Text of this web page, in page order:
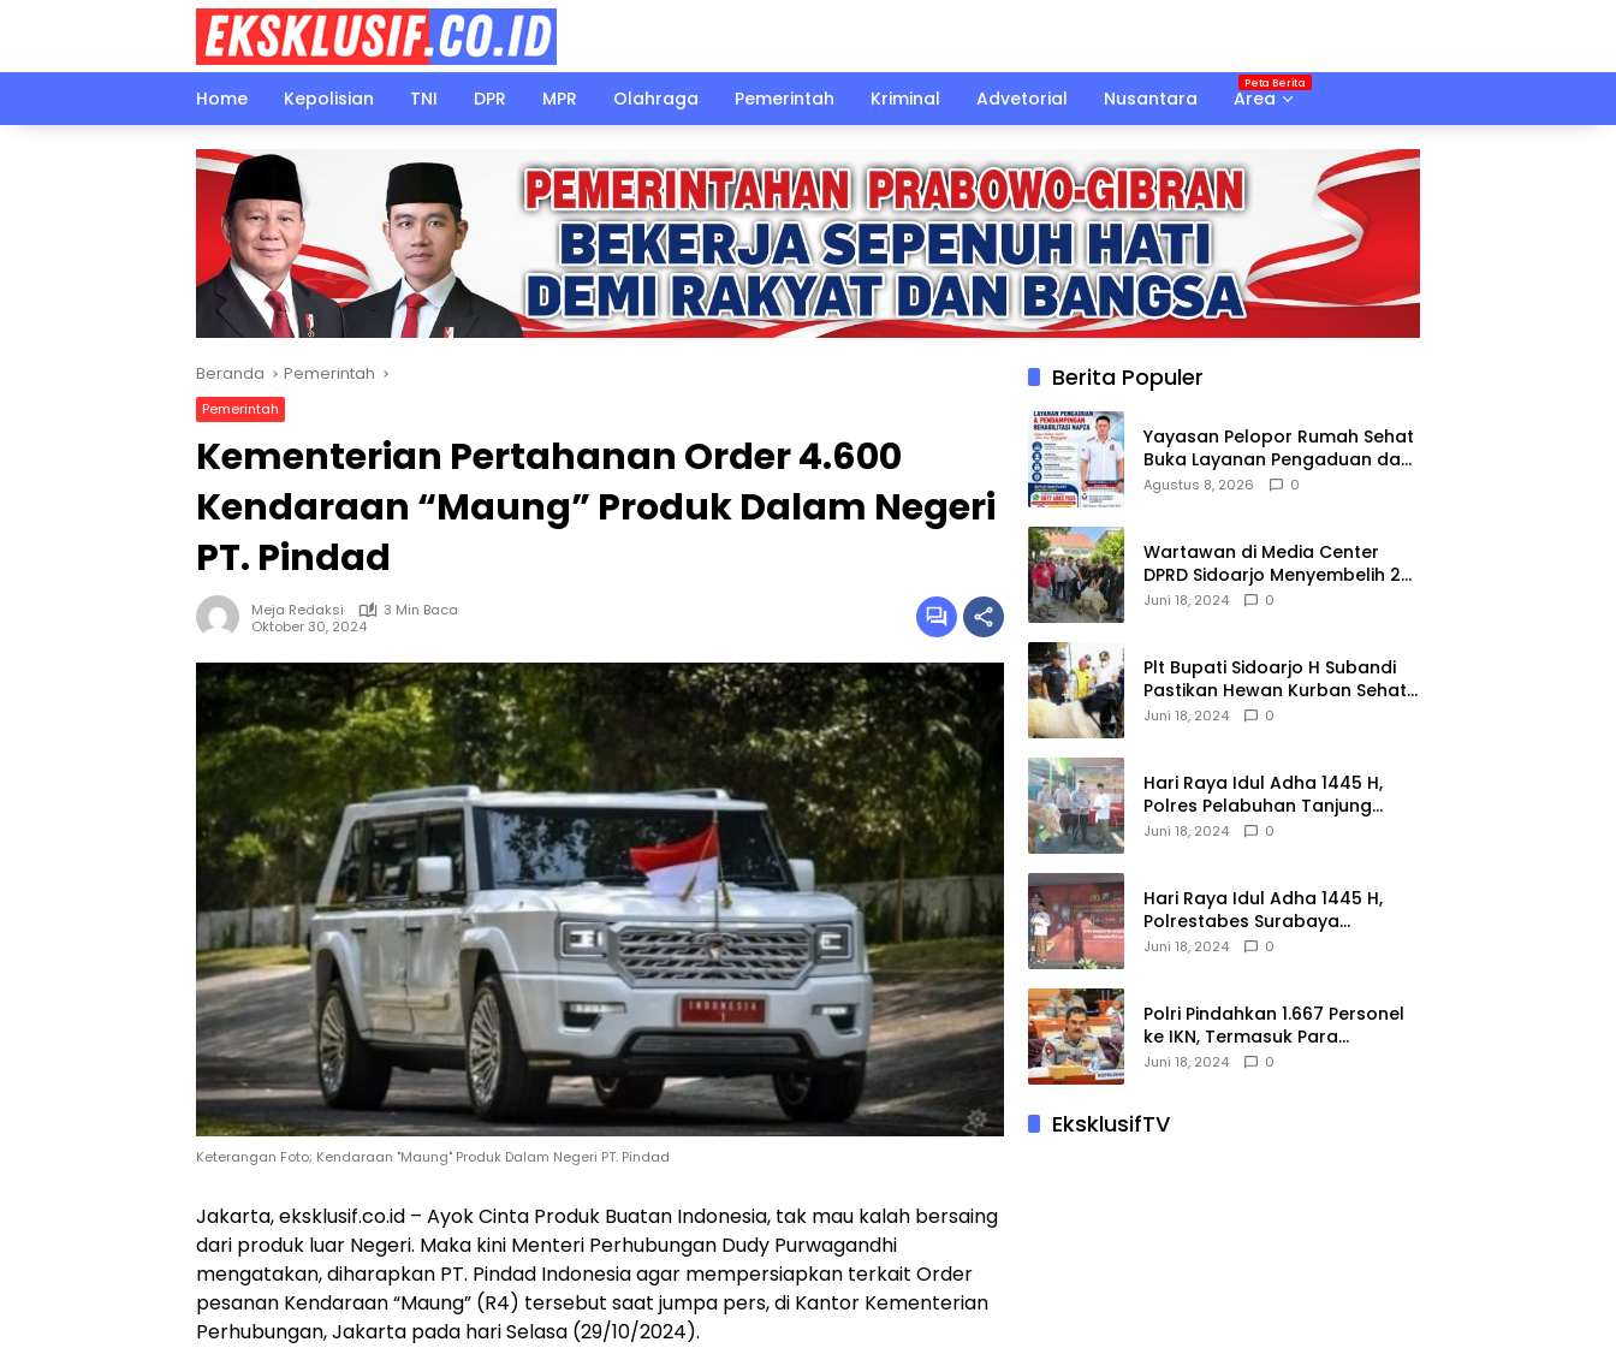
Home
Kepolisian TNI DPR MPR Olahraga Pemerintah Kriminal Advetorial Nusantara Area
Beranda Pemerintah
Pemerintah
Kementerian Pertahanan Order 4.600
Kendaraan “Maung” Produk Dalam Negeri
PT. Pindad
Meja Redaksi
3 Min Baca
Oktober 30, 2024
Keterangan Foto; Kendaraan "Maung" Produk Dalam Negeri PT. Pindad
Jakarta, eksklusif.co.id – Ayok Cinta Produk Buatan Indonesia, tak mau kalah bersaing
dari produk luar Negeri. Maka kini Menteri Perhubungan Dudy Purwagandhi
mengatakan, diharapkan PT. Pindad Indonesia agar mempersiapkan terkait Order
pesanan Kendaraan “Maung” (R4) tersebut saat jumpa pers, di Kantor Kementerian
Perhubungan, Jakarta pada hari Selasa (29/10/2024).
Berita Populer
Yayasan Pelopor Rumah Sehat
Buka Layanan Pengaduan dan
Pendampingan Rehabilitasi
Agustus 8, 2026 0
Wartawan di Media Center
DPRD Sidoarjo Menyembelih 2
Ekor Kambing
Juni 18, 2024 0
Plt Bupati Sidoarjo H Subandi
Pastikan Hewan Kurban Sehat
dan Aman
Juni 18, 2024 0
Hari Raya Idul Adha 1445 H,
Polres Pelabuhan Tanjung
Perak Salurkan 49 Hewan
Juni 18, 2024 0
Hari Raya Idul Adha 1445 H,
Polrestabes Surabaya
Menerima dan Menyalurkan
Juni 18, 2024 0
Polri Pindahkan 1.667 Personel
ke IKN, Termasuk Para
Jenderal.
Juni 18, 2024 0
EksklusifTV